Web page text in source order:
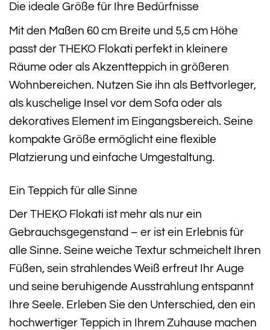
Die ideale Größe für Ihre Bedürfnisse
Mit den Maßen 60 cm Breite und 5,5 cm Höhe
passt der THEKO Flokati perfekt in kleinere
Räume oder als Akzentteppich in größeren
Wohnbereichen. Nutzen Sie ihn als Bettvorleger,
als kuschelige Insel vor dem Sofa oder als
dekoratives Element im Eingangsbereich. Seine
kompakte Größe ermöglicht eine flexible
Platzierung und einfache Umgestaltung.
Ein Teppich für alle Sinne
Der THEKO Flokati ist mehr als nur ein
Gebrauchsgegenstand – er ist ein Erlebnis für
alle Sinne. Seine weiche Textur schmeichelt Ihren
Füßen, sein strahlendes Weiß erfreut Ihr Auge
und seine beruhigende Ausstrahlung entspannt
Ihre Seele. Erleben Sie den Unterschied, den ein
hochwertiger Teppich in Ihrem Zuhause machen